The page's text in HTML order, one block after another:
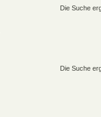
Die Suche
Die Suche